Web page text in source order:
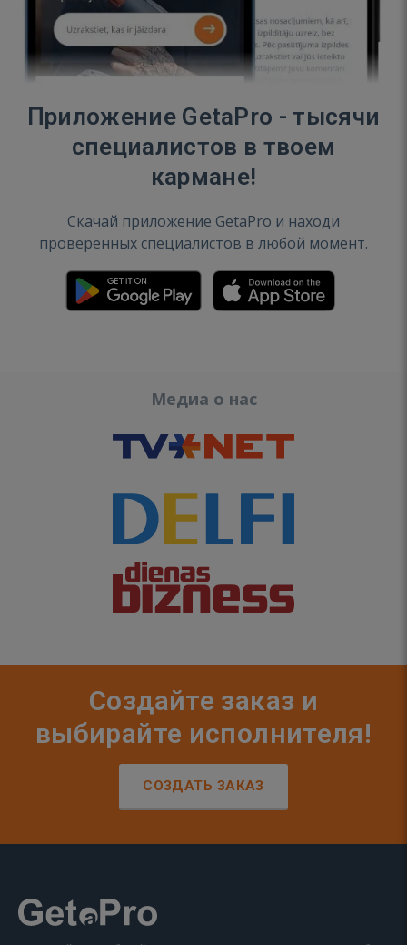
Приложение GetaPro - тысячи
специалистов в твоем
кармане!
Скачай приложение GetaPro и находи
проверенных специалистов в любой момент.
Медиа о нас
Создайте заказ и
выбирайте исполнителя!
СОЗДАТЬ ЗАКАЗ